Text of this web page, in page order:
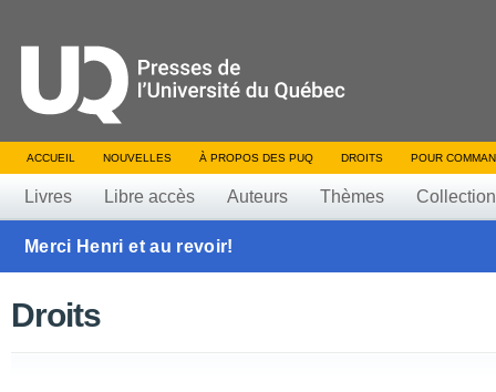
ACCUEIL NOUVELLES À PROPOS DES PUQ DROITS POUR
Livres Libre accès Auteurs Thèmes
Merci Henri et au revoir!
Droits